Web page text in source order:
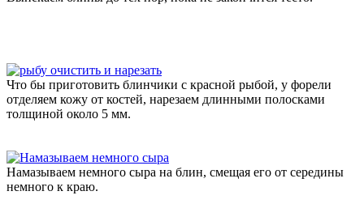
Что бы приготовить блинчики с красной рыбой, у форели
отделяем кожу от костей, нарезаем длинными полосками
толщиной около 5 мм.
Намазываем немного сыра на блин, смещая его от середины
немного к краю.